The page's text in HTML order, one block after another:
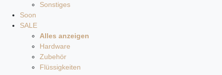
Sonstiges
Soon
SALE
Alles anzeigen
Hardware
Zubehör
Flüssigkeiten